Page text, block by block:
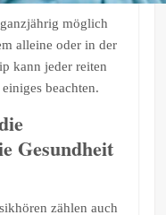
möglich
alleine oder in der
kann jeder reiten
beachten.
Gesundheit
zählen auch